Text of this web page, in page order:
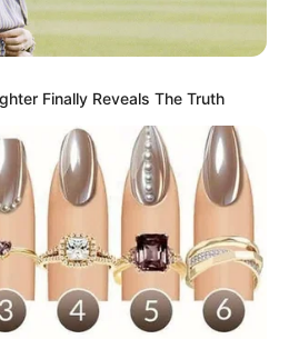
Online &
Auto
Finally Reveals The Truth